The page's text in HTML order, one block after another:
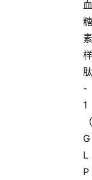
血
糖
素
样
肽
-
1
（
G
L
P